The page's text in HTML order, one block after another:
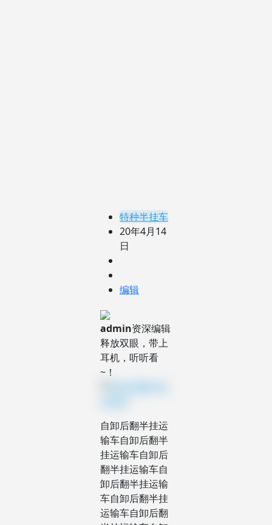
特种半挂车
20年4月14
日
编辑
admin资深编辑
释放双眼，带上
耳机，听听看
~！
自卸后翻半挂运
输车自卸后翻半
挂运输车自卸后
翻半挂运输车自
卸后翻半挂运输
车自卸后翻半挂
运输车自卸后翻